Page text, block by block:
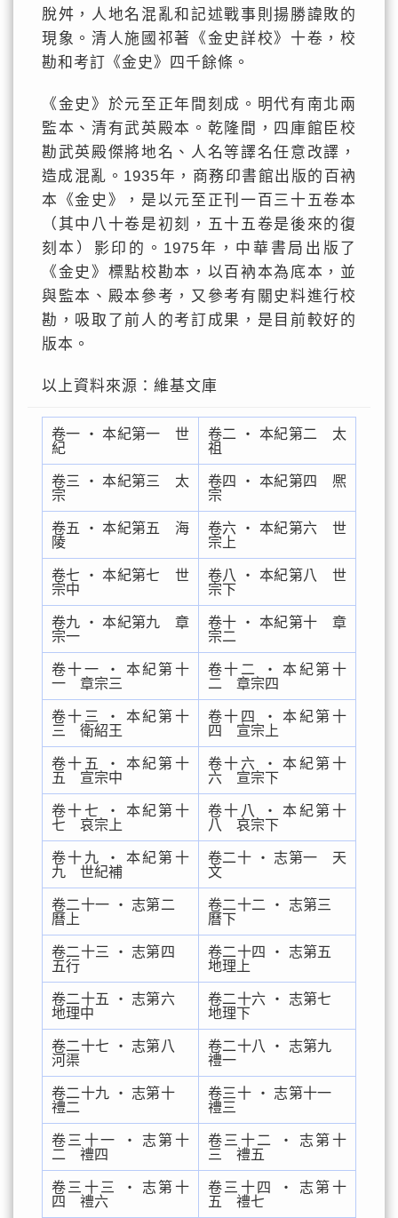
脫舛，人地名混亂和記述戰事則揚勝諱敗的
現象。清人施國祁著《金史詳校》十卷，校
勘和考訂《金史》四千餘條。
《金史》於元至正年間刻成。明代有南北兩
監本、清有武英殿本。乾隆間，四庫館臣校
勘武英殿傑將地名、人名等譯名任意改譯，
造成混亂。1935年，商務印書館出版的百衲
本《金史》，是以元至正刊一百三十五卷本
（其中八十卷是初刻，五十五卷是後來的復
刻本）影印的。1975年，中華書局出版了
《金史》標點校勘本，以百衲本為底本，並
與監本、殿本參考，又參考有關史料進行校
勘，吸取了前人的考訂成果，是目前較好的
版本。
以上資料來源：維基文庫
卷一 ‧ 本紀第一 世
紀
卷二 ‧ 本紀第二 太
祖
卷三 ‧ 本紀第三 太
宗
卷四 ‧ 本紀第四 熈
宗
卷五 ‧ 本紀第五 海
陵
卷六 ‧ 本紀第六 世
宗上
卷七 ‧ 本紀第七 世
宗中
卷八 ‧ 本紀第八 世
宗下
卷九 ‧ 本紀第九 章
宗一
卷十 ‧ 本紀第十 章
宗二
卷十一 ‧ 本紀第十
一 章宗三
卷十二 ‧ 本紀第十
二 章宗四
卷十三 ‧ 本紀第十
三 衛紹王
卷十四 ‧ 本紀第十
四 宣宗上
卷十五 ‧ 本紀第十
五 宣宗中
卷十六 ‧ 本紀第十
六 宣宗下
卷十七 ‧ 本紀第十
七 哀宗上
卷十八 ‧ 本紀第十
八 哀宗下
卷十九 ‧ 本紀第十
九 世紀補
卷二十 ‧ 志第一 天
文
卷二十一 ‧ 志第二
曆上
卷二十二 ‧ 志第三
曆下
卷二十三 ‧ 志第四
五行
卷二十四 ‧ 志第五
地理上
卷二十五 ‧ 志第六
地理中
卷二十六 ‧ 志第七
地理下
卷二十七 ‧ 志第八
河渠
卷二十八 ‧ 志第九
禮一
卷二十九 ‧ 志第十
禮二
卷三十 ‧ 志第十一
禮三
卷三十一 ‧ 志第十
二 禮四
卷三十二 ‧ 志第十
三 禮五
卷三十三 ‧ 志第十
四 禮六
卷三十四 ‧ 志第十
五 禮七